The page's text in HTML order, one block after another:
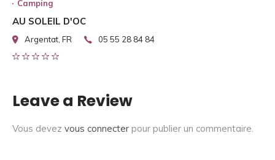
Camping
AU SOLEIL D'OC
Argentat, FR 05 55 28 84 84
Leave a Review
Vous devez vous connecter pour publier un commentaire.